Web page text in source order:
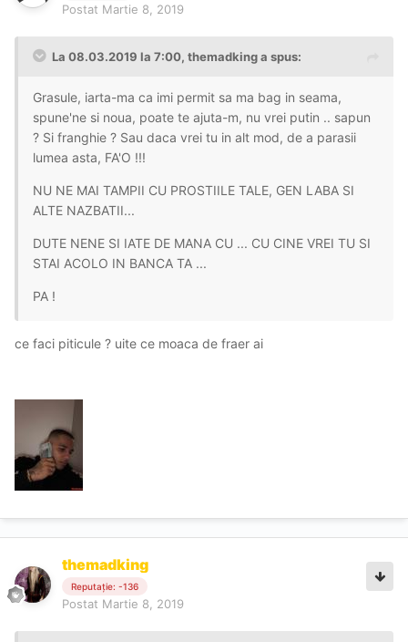
Postat Martie 8, 2019
La 08.03.2019 la 7:00, themadking a spus:
Grasule, iarta-ma ca imi permit sa ma bag in seama,
spune'ne si noua, poate te ajuta-m, nu vrei putin .. sapun
? Si franghie ? Sau daca vrei tu in alt mod, de a parasii
lumea asta, FA'O !!!
NU NE MAI TAMPII CU PROSTIILE TALE, GEN LABA SI
ALTE NAZBATII...
DUTE NENE SI IATE DE MANA CU ... CU CINE VREI TU SI
STAI ACOLO IN BANCA TA ...
PA !
ce faci piticule ? uite ce moaca de fraer ai
themadking
Reputație: -136
Postat Martie 8, 2019